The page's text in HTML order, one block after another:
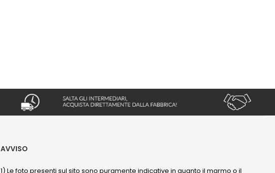
AVVISO
1) Le foto presenti sul sito sono puramente indicative in quanto il marmo o il